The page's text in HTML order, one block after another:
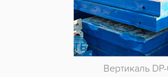
Вертикаль